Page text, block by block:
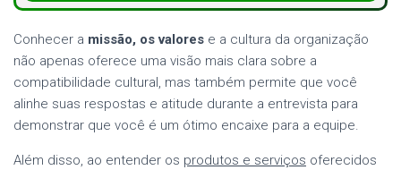
Conhecer a missão, os valores e a cultura da organização
não apenas oferece uma visão mais clara sobre a
compatibilidade cultural, mas também permite que você
alinhe suas respostas e atitude durante a entrevista para
demonstrar que você é um ótimo encaixe para a equipe.
Além disso, ao entender os produtos e serviços oferecidos